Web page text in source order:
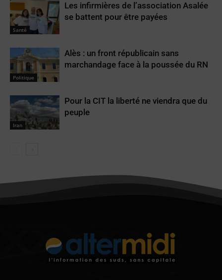
Santé
Les infirmières de l’association Asalée
se battent pour être payées
Politique
Alès : un front républicain sans
marchandage face à la poussée du RN
Iran
Pour la CIT la liberté ne viendra que du
peuple